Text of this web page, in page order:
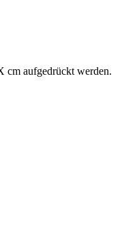
cm aufgedrückt werden.